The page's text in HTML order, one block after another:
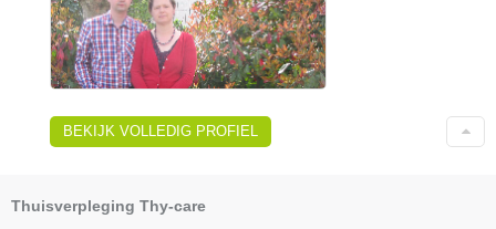
BEKIJK VOLLEDIG PROFIEL
Thuisverpleging Thy-care